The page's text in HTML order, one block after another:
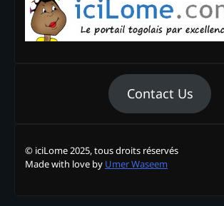
Contact Us
© iciLome 2025, tous droits réservés
Made with love by Umer Waseem